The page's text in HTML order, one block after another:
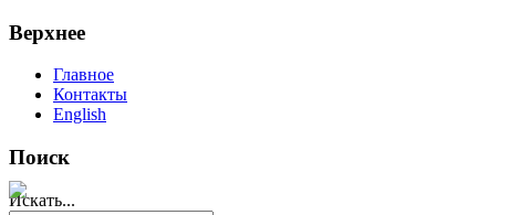
Верхнее
Главное
Контакты
English
Поиск
Искать...